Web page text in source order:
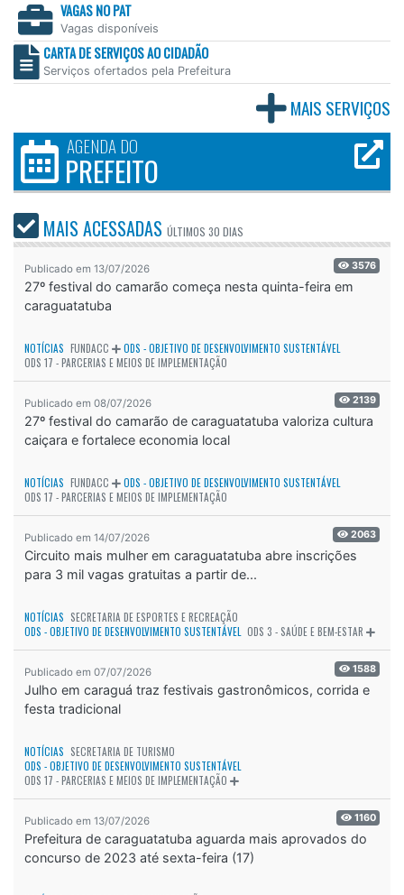
VAGAS NO PAT
Vagas disponíveis
CARTA DE SERVIÇOS AO CIDADÃO
Serviços ofertados pela Prefeitura
MAIS SERVIÇOS
AGENDA DO
PREFEITO
MAIS ACESSADAS ÚLTIMOS 30 DIAS
Publicado em 13/07/2026 3576
27º festival do camarão começa nesta quinta-feira em
caraguatatuba
NOTÍCIAS FUNDACC
ODS - OBJETIVO DE DESENVOLVIMENTO SUSTENTÁVEL
ODS 17 - PARCERIAS E MEIOS DE IMPLEMENTAÇÃO
Publicado em 08/07/2026 2139
27º festival do camarão de caraguatatuba valoriza cultura
caiçara e fortalece economia local
NOTÍCIAS FUNDACC
ODS - OBJETIVO DE DESENVOLVIMENTO SUSTENTÁVEL
ODS 17 - PARCERIAS E MEIOS DE IMPLEMENTAÇÃO
Publicado em 14/07/2026 2063
Circuito mais mulher em caraguatatuba abre inscrições
para 3 mil vagas gratuitas a partir de...
NOTÍCIAS SECRETARIA DE ESPORTES E RECREAÇÃO
ODS - OBJETIVO DE DESENVOLVIMENTO SUSTENTÁVEL ODS 3 - SAÚDE E BEM-ESTAR
Publicado em 07/07/2026 1588
Julho em caraguá traz festivais gastronômicos, corrida e
festa tradicional
NOTÍCIAS SECRETARIA DE TURISMO
ODS - OBJETIVO DE DESENVOLVIMENTO SUSTENTÁVEL
ODS 17 - PARCERIAS E MEIOS DE IMPLEMENTAÇÃO
Publicado em 13/07/2026 1160
Prefeitura de caraguatatuba aguarda mais aprovados do
concurso de 2023 até sexta-feira (17)